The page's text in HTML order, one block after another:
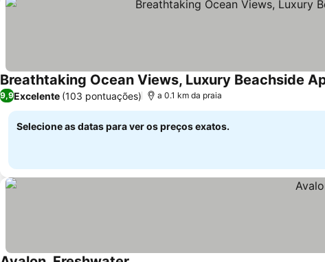
Breathtaking Ocean Views, Luxury Beachside
9,9Excelente (103 pontuações) a 0.1 km da praia
Selecione as datas para ver os preços exatos.